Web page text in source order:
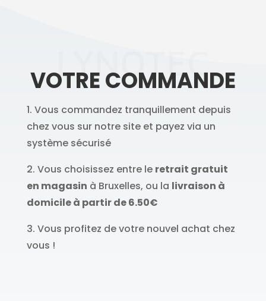
LYNOTEC
VOTRE COMMANDE
1. Vous commandez tranquillement depuis
chez vous sur notre site et payez via un
système sécurisé
2. Vous choisissez entre le retrait gratuit
en magasin à Bruxelles, ou la livraison à
domicile à partir de 6.50€
3. Vous profitez de votre nouvel achat chez
vous !